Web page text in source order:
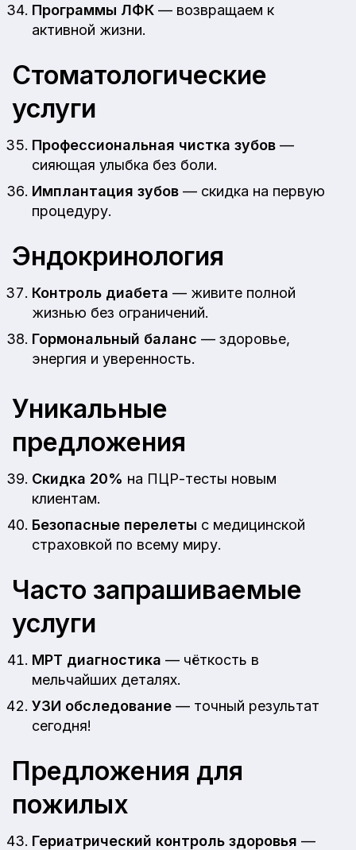
Программы ЛФК — возвращаем к
активной жизни.
Стоматологические
услуги
Профессиональная чистка зубов —
сияющая улыбка без боли.
Имплантация зубов — скидка на первую
процедуру.
Эндокринология
Контроль диабета — живите полной
жизнью без ограничений.
Гормональный баланс — здоровье,
энергия и уверенность.
Уникальные
предложения
Скидка 20% на ПЦР-тесты новым
клиентам.
Безопасные перелеты с медицинской
страховкой по всему миру.
Часто запрашиваемые
услуги
МРТ диагностика — чёткость в
мельчайших деталях.
УЗИ обследование — точный результат
сегодня!
Предложения для
пожилых
Гериатрический контроль здоровья —